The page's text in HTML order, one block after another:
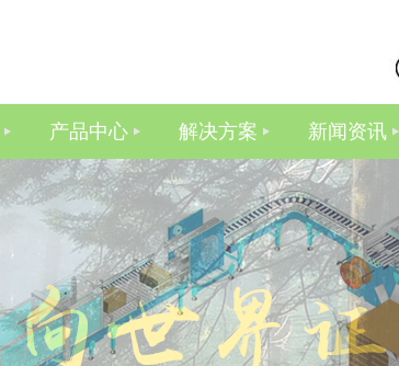
产品中心 解决方案 新闻资讯